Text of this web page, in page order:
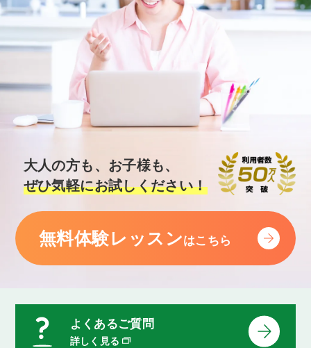
大人の方も、お子様も、
ぜひ気軽にお試しください！
無料体験レッスンはこちら
よくあるご質問
詳しく見る